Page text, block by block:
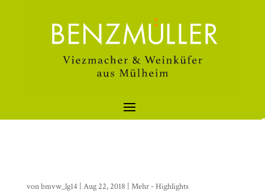
vonbmvw_lg14 Aug 22, 2018 Mehr - Highlights